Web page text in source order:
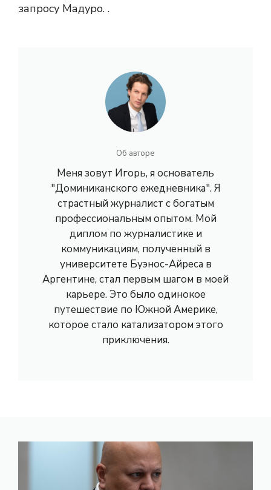
запросу Мадуро. .
Об авторе
Меня зовут Игорь, я основатель
"Доминиканского ежедневника". Я
страстный журналист с богатым
профессиональным опытом. Мой
диплом по журналистике и
коммуникациям, полученный в
университете Буэнос-Айреса в
Аргентине, стал первым шагом в моей
карьере. Это было одинокое
путешествие по Южной Америке,
которое стало катализатором этого
приключения.